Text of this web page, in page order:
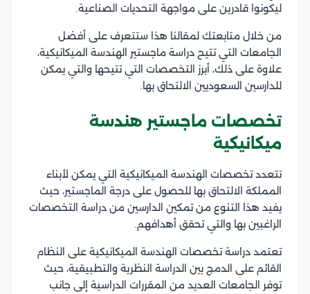
ليكونوا قادرين على مواجهة التحديات الصناعية.
من خلال متابعتك لمقالنا هذا ستتعرف على أفضل
الجامعات التي تتيح دراسة ماجستير الهندسة الميكانيكية،
علاوة على ذلك، أبرز التخصصات التي تتيحها والتي يمكن
للدارسين السعوديين الالتحاق بها.
تخصصات ماجستير هندسة
ميكانيكية
تتعدد تخصصات الهندسة الميكانيكية التي يمكن لأبناء
المملكة الالتحاق بها للحصول على درجة الماجستير، حيث
يفيد هذا التنوع من تمكين الدارسين من دراسة التخصصات
الراغبين بها والتي تحقق أهدافهم.
تعتمد دراسة تخصصات الهندسة الميكانيكية على النظام
القائم على الدمج بين الدراسة النظرية والتطبيقية، حيث
توفر الجامعات العديد من المقررات الدراسية إلى جانب